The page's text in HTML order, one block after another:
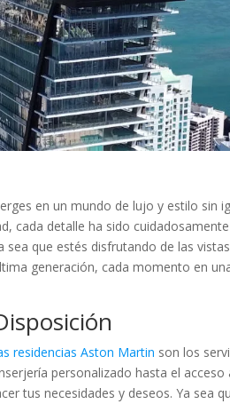
en un mundo de lujo y estilo sin
cada detalle ha sido
sea que estés disfrutando de las
generación, cada momento en
residencias Aston Martin son los
personalizado hasta el acceso
tus necesidades y deseos. Ya sea